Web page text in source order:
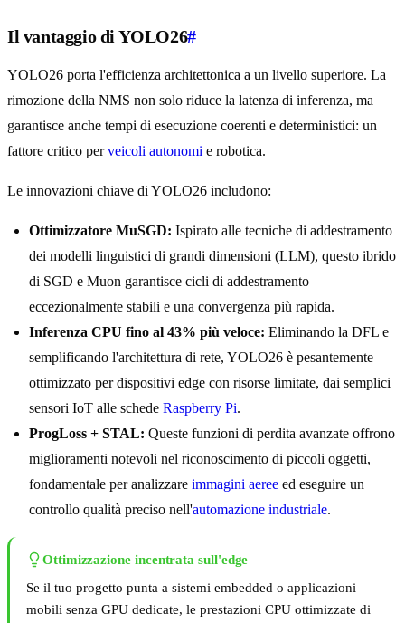
Il vantaggio di YOLO26#
YOLO26 porta l'efficienza architettonica a un livello superiore. La
rimozione della NMS non solo riduce la latenza di inferenza, ma
garantisce anche tempi di esecuzione coerenti e deterministici: un
fattore critico perveicoli autonomi e robotica.
Le innovazioni chiave di YOLO26 includono:
Ottimizzatore MuSGD: Ispirato alle tecniche di addestramento
dei modelli linguistici di grandi dimensioni (LLM), questo ibrido
di SGD e Muon garantisce cicli di addestramento
eccezionalmente stabili e una convergenza più rapida.
Inferenza CPU fino al 43% più veloce: Eliminando la DFL e
semplificando l'architettura di rete, YOLO26 è pesantemente
ottimizzato per dispositivi edge con risorse limitate, dai semplici
sensori IoT alle schede Raspberry Pi.
ProgLoss + STAL: Queste funzioni di perdita avanzate offrono
miglioramenti notevoli nel riconoscimento di piccoli oggetti,
fondamentale per analizzare immagini aeree ed eseguire un
controllo qualità preciso nell'automazione industriale.
Ottimizzazione incentrata sull'edge
Se il tuo progetto punta a sistemi embedded o applicazioni
mobili senza GPU dedicate, le prestazioni CPU ottimizzate di